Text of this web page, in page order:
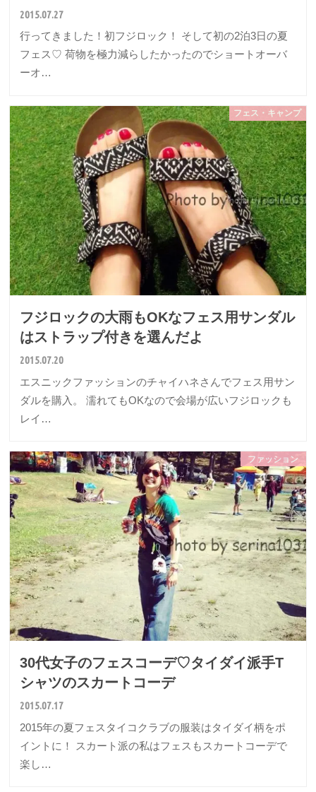
2015.07.27
行ってきました！初フジロック！ そして初の2泊3日の夏
フェス♡ 荷物を極力減らしたかったのでショートオーバ
ーオ…
フェス・キャンプ
フジロックの大雨もOKなフェス用サンダル
はストラップ付きを選んだよ
2015.07.20
エスニックファッションのチャイハネさんでフェス用サン
ダルを購入。 濡れてもOKなので会場が広いフジロックも
レイ…
ファッション
30代女子のフェスコーデ♡タイダイ派手T
シャツのスカートコーデ
2015.07.17
2015年の夏フェスタイコクラブの服装はタイダイ柄をポ
イントに！ スカート派の私はフェスもスカートコーデで
楽し…